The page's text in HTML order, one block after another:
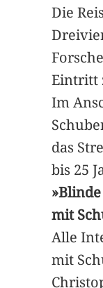
Die
Eintritt
Im
das
bis 25
mit
Alle
mit